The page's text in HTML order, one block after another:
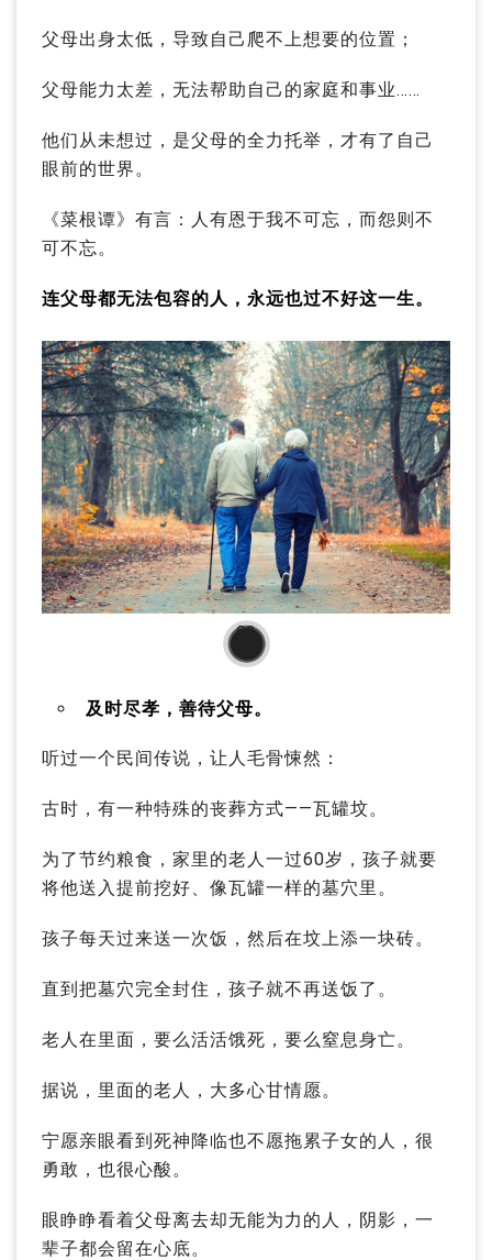
父母出身太低，导致自己爬不上想要的位置；
父母能力太差，无法帮助自己的家庭和事业……
他们从未想过，是父母的全力托举，才有了自己
眼前的世界。
《菜根谭》有言：人有恩于我不可忘，而怨则不
可不忘。
连父母都无法包容的人，永远也过不好这一生。
03
及时尽孝，善待父母。
听过一个民间传说，让人毛骨悚然：
古时，有一种特殊的丧葬方式——瓦罐坟。
为了节约粮食，家里的老人一过60岁，孩子就要
将他送入提前挖好、像瓦罐一样的墓穴里。
孩子每天过来送一次饭，然后在坟上添一块砖。
直到把墓穴完全封住，孩子就不再送饭了。
老人在里面，要么活活饿死，要么窒息身亡。
据说，里面的老人，大多心甘情愿。
宁愿亲眼看到死神降临也不愿拖累子女的人，很
勇敢，也很心酸。
眼睁睁看着父母离去却无能为力的人，阴影，一
辈子都会留在心底。